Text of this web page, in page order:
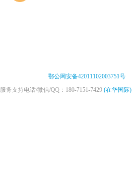
鄂公网安备42011102003751号
服务支持电话/微信/QQ：180-7151-7429 (在华国际)